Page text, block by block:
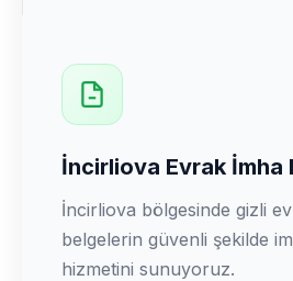
İncirliova Evrak İmha
İncirliova bölgesinde gizli
belgelerin güvenli şekilde
hizmetini sunuyoruz.